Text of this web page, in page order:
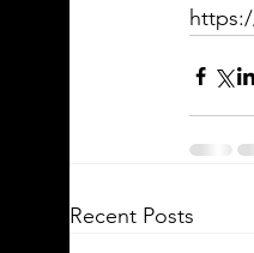
Recent Posts